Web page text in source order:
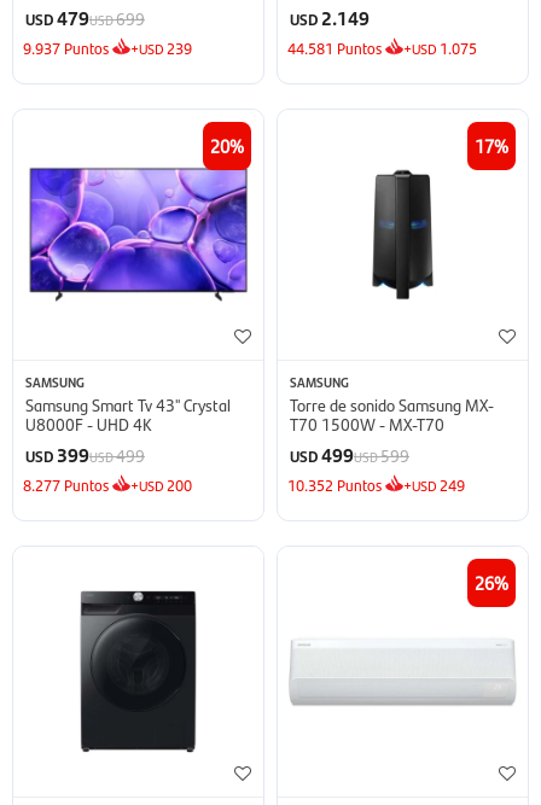
USD479USD699
9.937 Puntos +USD 239
USD 2.149
44.581 Puntos +USD 1.075
20
SAMSUNG
Samsung Smart Tv 43'' Crystal
U8000F - UHD 4K
USD 399USD499
8.277 Puntos +USD 200
17
SAMSUNG
Torre de sonido Samsung MX-
T70 1500W - MX-T70
USD499USD599
10.352 Puntos +USD 249
26